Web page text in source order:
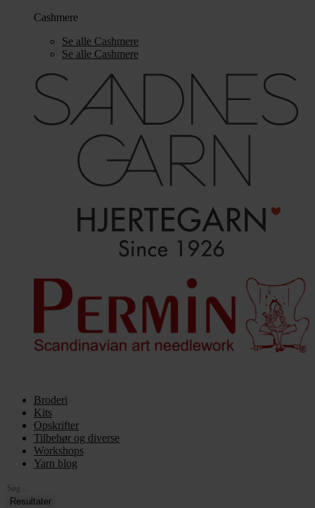
Cashmere
Se alle Cashmere
Se alle Cashmere
Broderi
Kits
Opskrifter
Tilbehør og diverse
Workshops
Yarn blog
Search
...Resultater